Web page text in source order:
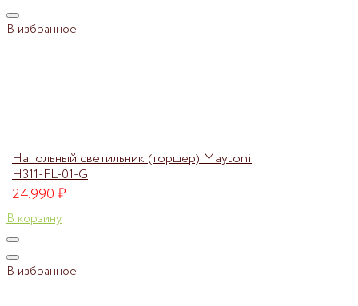
В избранное
Напольный светильник (торшер) Maytoni
H311-FL-01-G
24.990₽
В корзину
В избранное